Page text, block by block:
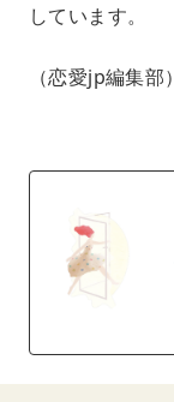
しています。
（恋愛jp編集部）